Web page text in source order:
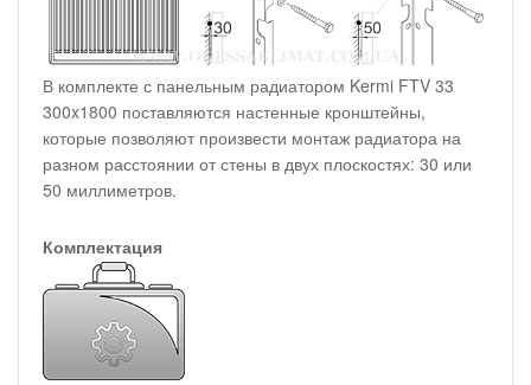
В комплекте с панельным радиатором Kermi FTV 33
300x1800 поставляются настенные кронштейны,
которые позволяют произвести монтаж радиатора на
разном расстоянии от стены в двух плоскостях: 30 или
50 миллиметров.
Комплектация